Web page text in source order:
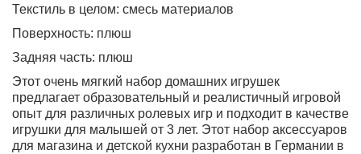
Текстиль в целом: смесь материалов
Поверхность: плюш
Задняя часть: плюш
Этот очень мягкий набор домашних игрушек
предлагает образовательный и реалистичный игровой
опыт для различных ролевых игр и подходит в качестве
игрушки для малышей от 3 лет. Этот набор аксессуаров
для магазина и детской кухни разработан в Германии в